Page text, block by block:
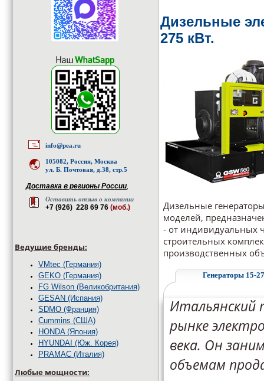
info@pea.ru
105082, Россия, Москва
ул. Б. Почтовая, д.38, стр.5
Доставка в регионы России,
Оставить отзыв о компании
+7 (926) 228 69 76 (моб.)
Ведущие бренды:
VMtec (Германия)
GEKO (Германия)
FG Wilson (Великобритания)
GESAN (Испания)
SDMО (Франция)
Cummins (США)
HONDA (Япония)
HYUNDAI (Юж. Корея)
PRAMAC (Италия)
Любые мощности:
Дизельные
275 кВт.
Дизельные
моделей,
- от индивидуальных
строительных
производственных
Генераторы 15-
Итальянский
рынке
века. Он
объемам